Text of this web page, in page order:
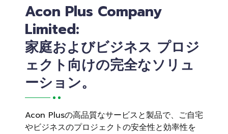
Acon Plus Company
Limited:
家庭およびビジネス プロジ
ェクト向けの完全なソリュ
ーション。
Acon Plusの高品質なサービスと製品で、ご自宅
やビジネスのプロジェクトの安全性と効率性を